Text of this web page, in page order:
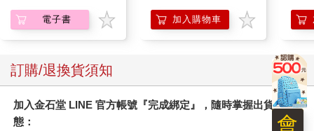
電子書 加入購物車
訂購/退換貨須知
加入金石堂 LINE 官方帳號『完成綁定』，隨時掌握出貨動
態：
會